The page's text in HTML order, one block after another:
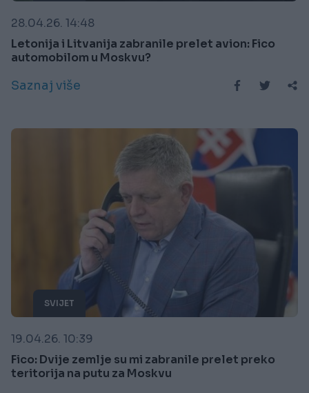
28.04.26. 14:48
Letonija i Litvanija zabranile prelet avion: Fico
automobilom u Moskvu?
Saznaj više
SVIJET
19.04.26. 10:39
Fico: Dvije zemlje su mi zabranile prelet preko
teritorija na putu za Moskvu